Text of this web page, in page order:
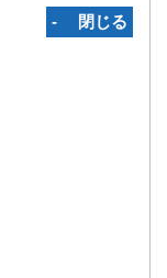
‐ 閉じる